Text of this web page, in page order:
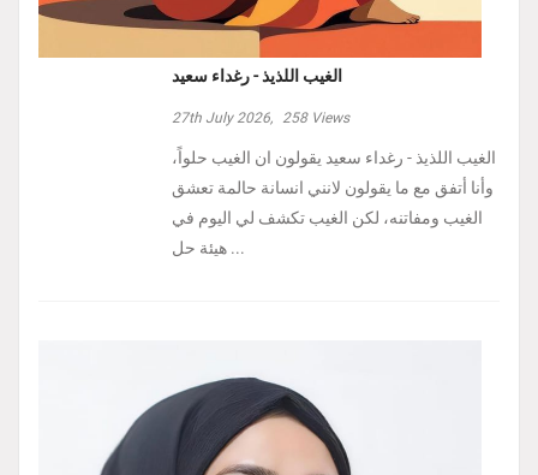
الغيب اللذيذ - رغداء سعيد
27th July 2026, 258Views
الغيب اللذيذ - رغداء سعيد يقولون ان الغيب حلواً،
وأنا أتفق مع ما يقولون لانني انسانة حالمة تعشق
الغيب ومفاتنه، لكن الغيب تكشف لي اليوم في
هيئة حل ...